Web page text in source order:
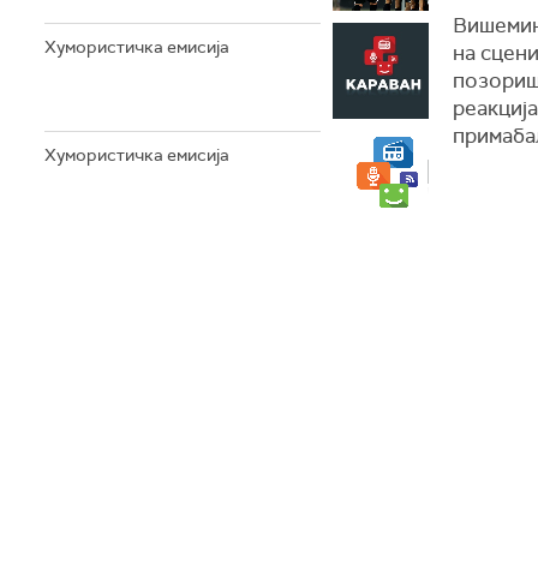
Хумористичка емисија
Хумористичка емисија
на